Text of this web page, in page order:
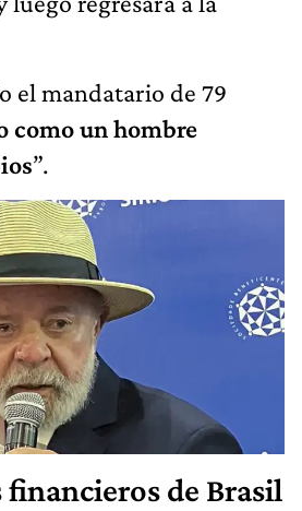
el mandatario de 79
como un hombre
”.
financieros de Brasil